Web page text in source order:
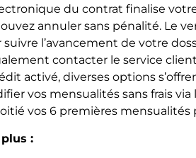
du contrat finalise
annuler sans pénalité. Le
l’avancement de votre
contacter le service
activé, diverses options
vos mensualités sans frais via
vos 6 premières
: